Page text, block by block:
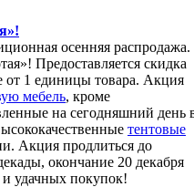
осенняя распродажа.
Предоставляется скидка
от 1 единицы товара. Акция
мебель, кроме
на сегодняшний день
тентовые
Акция продлиться до
окончание 20 декабря
удачных покупок!